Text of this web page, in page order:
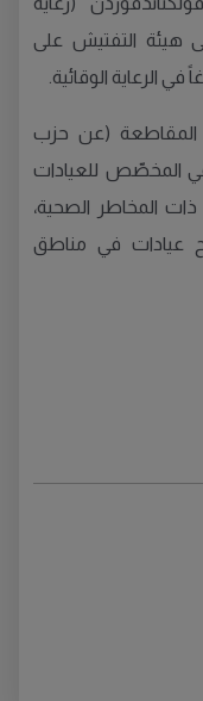
هيئة التفتيش على
المقاطعة (عن حزب
المخصّص للعيادات
المخاطر الصحية،
عيادات في مناطق